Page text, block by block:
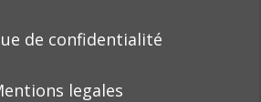
de confidentialité
legales